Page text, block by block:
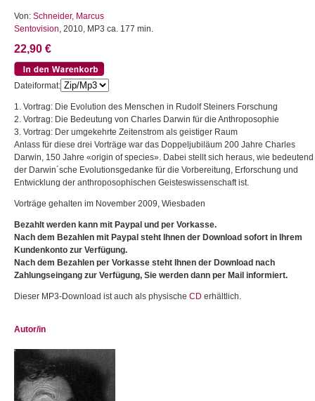
Von: Schneider, Marcus
Sentovision, 2010, MP3 ca. 177 min.
22,90 €
Dateiformat:
1. Vortrag: Die Evolution des Menschen in Rudolf Steiners Forschung
2. Vortrag: Die Bedeutung von Charles Darwin für die Anthroposophie
3. Vortrag: Der umgekehrte Zeitenstrom als geistiger Raum
Anlass für diese drei Vorträge war das Doppeljubiläum 200 Jahre Charles
Darwin, 150 Jahre «origin of species». Dabei stellt sich heraus, wie bedeutend
der Darwin´sche Evolutionsgedanke für die Vorbereitung, Erforschung und
Entwicklung der anthroposophischen Geisteswissenschaft ist.
Vorträge gehalten im November 2009, Wiesbaden
Bezahlt werden kann mit Paypal und per Vorkasse.
Nach dem Bezahlen mit Paypal steht Ihnen der Download sofort in Ihrem
Kundenkonto zur Verfügung.
Nach dem Bezahlen per Vorkasse steht Ihnen der Download nach
Zahlungseingang zur Verfügung, Sie werden dann per Mail informiert.
Dieser MP3-Download ist auch als physische CD erhältlich.
Autor/in